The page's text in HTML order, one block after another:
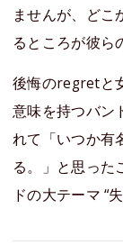
ませんが、どこ
るところが彼ら
後悔のregretと
意味を持つバン
れて「いつか有
る。」と思った
ドの大テーマ “